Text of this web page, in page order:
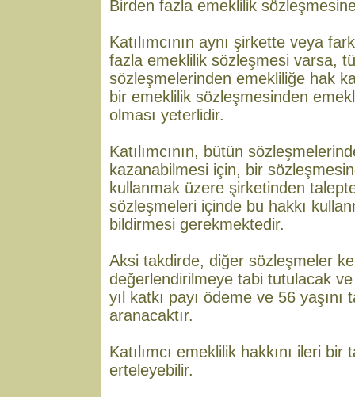
Birden fazla emeklilik
Katılımcının aynı şirkette veya
fazla emeklilik sözleşmesi varsa,
sözleşmelerinden emekliliğe hak
bir emeklilik sözleşmesinden
olması yeterlidir.
Katılımcının, bütün
kazanabilmesi için, bir
kullanmak üzere şirketinden
sözleşmeleri içinde bu hakkı
bildirmesi gerekmektedir.
Aksi takdirde, diğer sözleşmeler
değerlendirilmeye tabi tutulacak
yıl katkı payı ödeme ve 56
aranacaktır.
Katılımcı emeklilik hakkını ileri
erteleyebilir.